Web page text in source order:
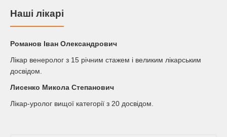
Наші лікарі
Романов Iван Олександрович
Лікар венеролог з 15 річним стажем і великим лікарським
досвідом.
Лисенко Микола Степанович
Лікар-уролог вищої категорії з 20 досвідом.